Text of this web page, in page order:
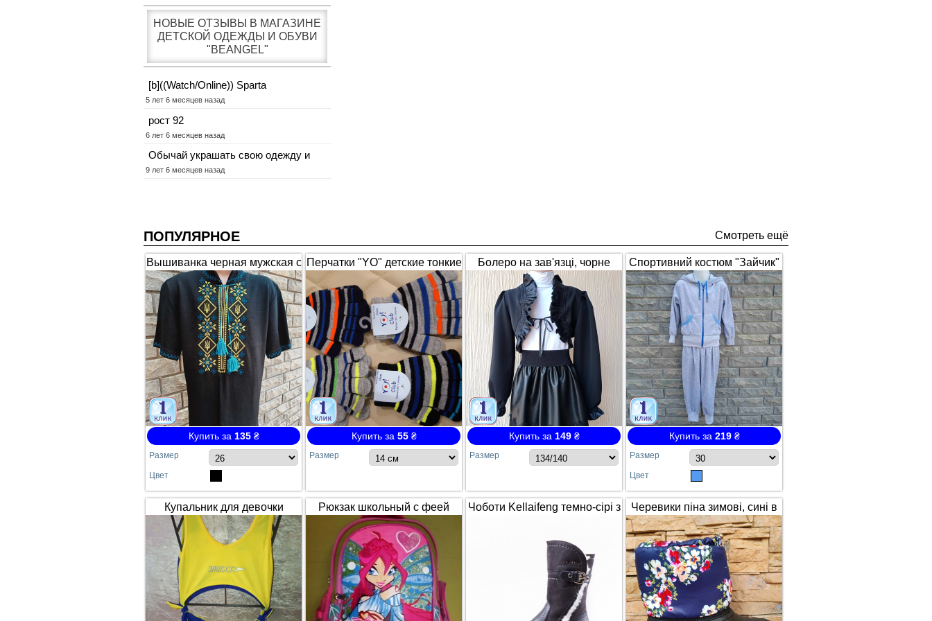
НОВЫЕ ОТЗЫВЫ В МАГАЗИНЕ
ДЕТСКОЙ ОДЕЖДЫ И ОБУВИ
"BEANGEL"
[b]((Watch/Online)) Sparta
5 лет 6 месяцев назад
рост 92
6 лет 6 месяцев назад
Обычай украшать свою одежду и
9 лет 6 месяцев назад
ПОПУЛЯРНОЕ Смотреть ещё
Вышиванка черная мужская с
коротким рукавом "Гербы"
Купить за 135₴
Размер
Цвет
Перчатки "YO" детские тонкие
полосатые
Купить за 55₴
Размер
Болеро на зав'язці, чорне
(1653)
Купить за 149₴
Размер
Спортивний костюм "Зайчик"
з вушками, сірий з синім 1672
(арт.326)
Купить за 219₴
Размер
Цвет
Купальник для девочки
SPEEDO жёлто-синий
сдельный №64
Рюкзак школьный с феей
Winx / Винкс
Чоботи Kellaifeng темно-сірі з
Черевики піна зимові, сині в
квітах